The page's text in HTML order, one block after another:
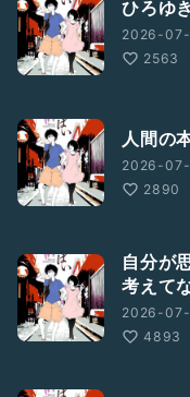
ひろゆ
2026-
2563
人間の
2026-
2890
自分が
考えて
2026-
4893